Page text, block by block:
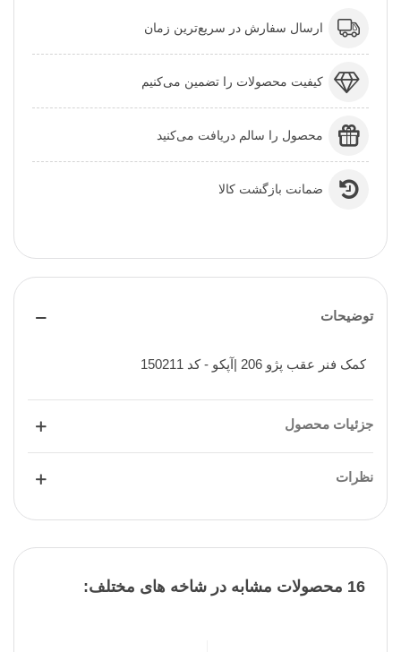
ارسال سفارش در سریع‌ترین زمان
کیفیت محصولات را تضمین می‌کنیم
محصول را سالم دریافت می‌کنید
ضمانت بازگشت کالا
توضیحات
کمک فنر عقب پژو 206 |آپکو - کد 150211
جزئیات محصول
نظرات
16 محصولات مشابه در شاخه های مختلف: